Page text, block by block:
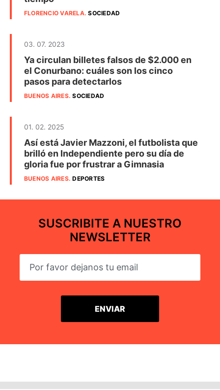
FLORENCIO VARELA.SOCIEDAD
03. 07. 2023
Ya circulan billetes falsos de $2.000 en
el Conurbano: cuáles son los cinco
pasos para detectarlos
BUENOS AIRES.SOCIEDAD
01. 02. 2025
Así está Javier Mazzoni, el futbolista que
brilló en Independiente pero su día de
gloria fue por frustrar a Gimnasia
BUENOS AIRES.DEPORTES
SUSCRIBITE A NUESTRO
NEWSLETTER